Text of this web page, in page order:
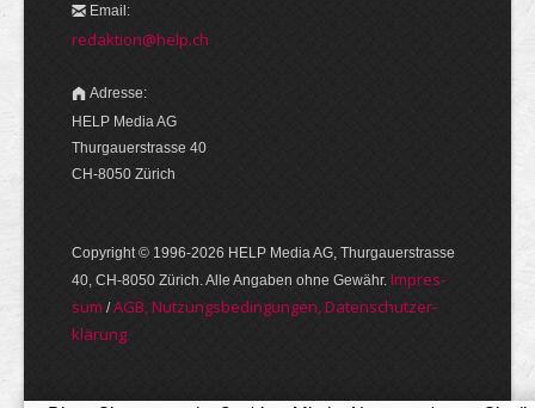
Email:
redaktion@help.ch
Adresse:
HELP Media AG
Thurgauerstrasse 40
CH-8050 Zürich
Copyright © 1996-2026 HELP Media AG, Thurgauer­strasse
40, CH-8050 Zürich. Alle Angaben ohne Gewähr. Im­pres­
sum /AGB, Nut­zungs­bedin­gungen, Daten­schutz­er­
klärung